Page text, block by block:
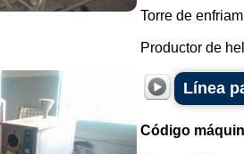
Torre de
Productor de
Línea
Código